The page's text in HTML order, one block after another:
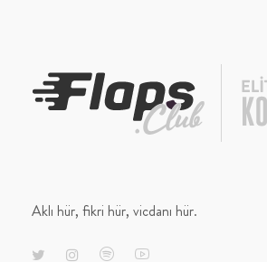
Aklı hür, fikri hür, vicdanı hür.